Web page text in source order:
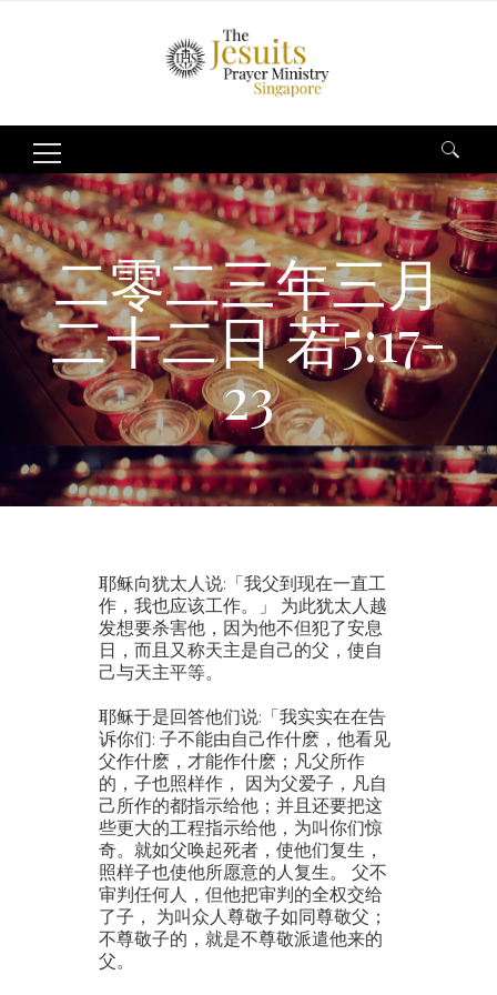
Search
for:
二零二三年三月
二十二日 若5:17-
23
耶稣向犹太人说:「我父到现在一直工
作，我也应该工作。」 为此犹太人越
发想要杀害他，因为他不但犯了安息
日，而且又称天主是自己的父，使自
己与天主平等。
耶稣于是回答他们说:「我实实在在告
诉你们: 子不能由自己作什麽，他看见
父作什麽，才能作什麽；凡父所作
的，子也照样作， 因为父爱子，凡自
己所作的都指示给他；并且还要把这
些更大的工程指示给他，为叫你们惊
奇。就如父唤起死者，使他们复生，
照样子也使他所愿意的人复生。 父不
审判任何人，但他把审判的全权交给
了子， 为叫众人尊敬子如同尊敬父；
不尊敬子的，就是不尊敬派遣他来的
父。